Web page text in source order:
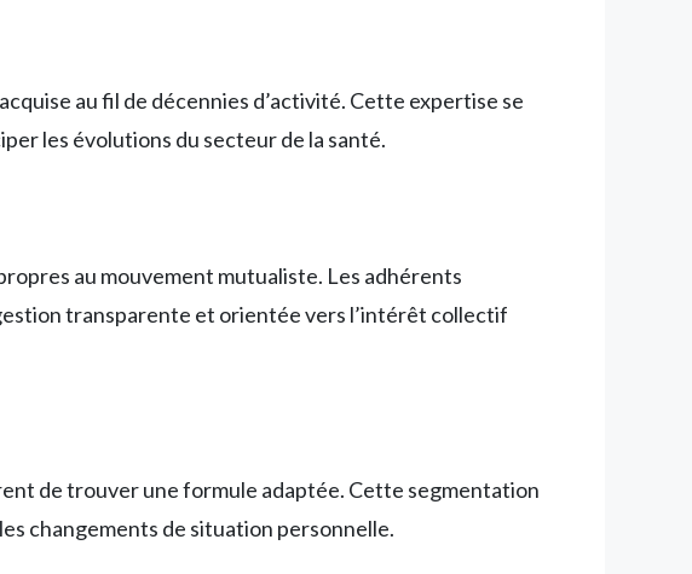
au fil de décennies d’activité. Cette expertise se
les évolutions du secteur de la santé.
au mouvement mutualiste. Les adhérents
transparente et orientée vers l’intérêt collectif
de trouver une formule adaptée. Cette segmentation
changements de situation personnelle.